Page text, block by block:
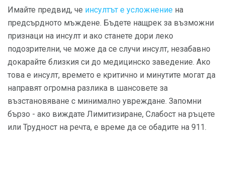
Имайте предвид, че инсултът е усложнение на
предсърдното мъждене. Бъдете нащрек за възможни
признаци на инсулт и ако станете дори леко
подозрителни, че може да се случи инсулт, незабавно
докарайте близкия си до медицинско заведение. Ако
това е инсулт, времето е критично и минутите могат да
направят огромна разлика в шансовете за
възстановяване с минимално увреждане. Запомни
бързо - ако виждате Лимитизиране, Слабост на ръцете
или Трудност на речта, е време да се обадите на 911.